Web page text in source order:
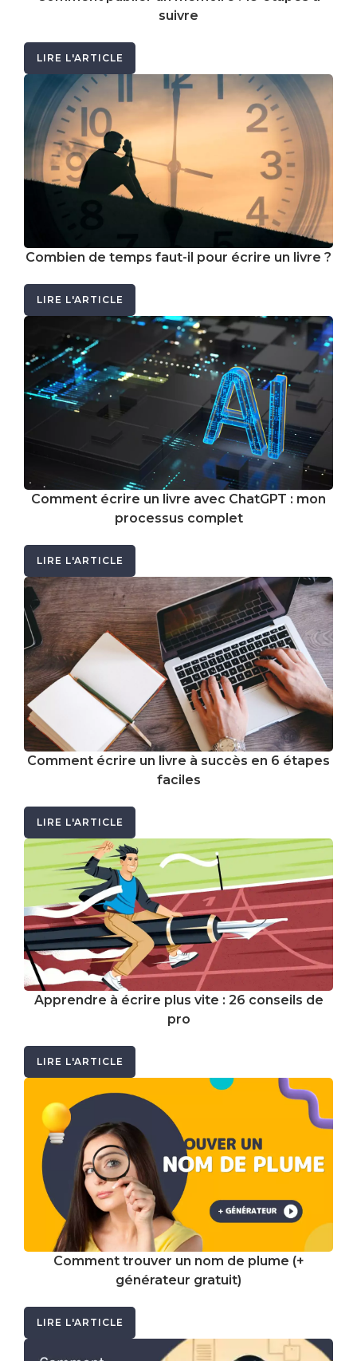
suivre
LIRE L'ARTICLE
Combien de temps faut-il pour écrire un livre ?
LIRE L'ARTICLE
Comment écrire un livre avec ChatGPT : mon
processus complet
LIRE L'ARTICLE
Comment écrire un livre à succès en 6 étapes
faciles
LIRE L'ARTICLE
Apprendre à écrire plus vite : 26 conseils de
pro
LIRE L'ARTICLE
Comment trouver un nom de plume (+
générateur gratuit)
LIRE L'ARTICLE